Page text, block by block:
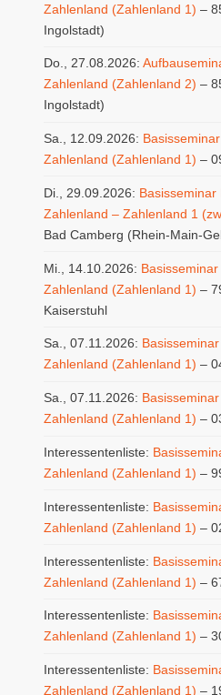
Zahlenland (Zahlenland 1) –
Ingolstadt)
Do., 27.08.2026:
Zahlenland (Zahlenland 2) –
Ingolstadt)
Sa., 12.09.2026:
Zahlenland (Zahlenland 1) –
Di., 29.09.2026: Basisseminar
Zahlenland – Zahlenland 1
Bad Camberg (Rhein-Main-
Mi., 14.10.2026:
Zahlenland (Zahlenland 1) –
Kaiserstuhl
Sa., 07.11.2026:
Zahlenland (Zahlenland 1) –
Sa., 07.11.2026:
Zahlenland (Zahlenland 1) –
Interessentenliste:
Zahlenland (Zahlenland 1) –
Interessentenliste:
Zahlenland (Zahlenland 1) –
Interessentenliste:
Zahlenland (Zahlenland 1) –
Interessentenliste:
Zahlenland (Zahlenland 1) –
Interessentenliste:
Zahlenland (Zahlenland 1) –